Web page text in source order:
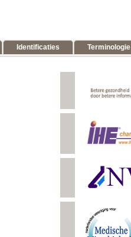
Identificaties Terminologie